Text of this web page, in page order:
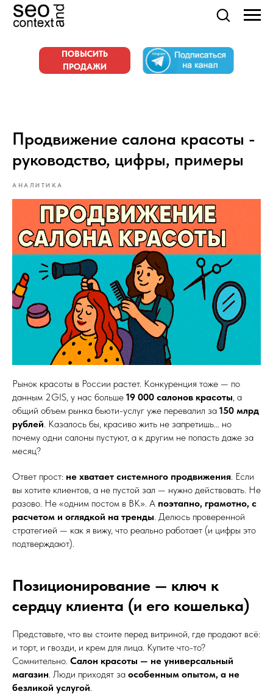
ПОВЫСИТЬ
ПРОДАЖИ
Продвижение салона красоты -
руководство, цифры, примеры
АНАЛИТИКА
Рынок красоты в России растет. Конкуренция тоже — по
данным 2GIS, у нас больше 19 000 салонов красоты, а
общий объем рынка бьюти-услуг уже перевалил за 150 млрд
рублей. Казалось бы, красиво жить не запретишь… но
почему одни салоны пустуют, а к другим не попасть даже за
месяц?
Ответ прост: не хватает системного продвижения. Если
вы хотите клиентов, а не пустой зал — нужно действовать. Не
разово. Не «одним постом в ВК». А поэтапно, грамотно, с
расчетом и оглядкой на тренды. Делюсь проверенной
стратегией — как я вижу, что реально работает (и цифры это
подтверждают).
Позиционирование — ключ к
сердцу клиента (и его кошелька)
Представьте, что вы стоите перед витриной, где продают всё:
и торт, и гвозди, и крем для лица. Купите что-то?
Сомнительно. Салон красоты — не универсальный
магазин. Люди приходят за особенным опытом, а не
безликой услугой.